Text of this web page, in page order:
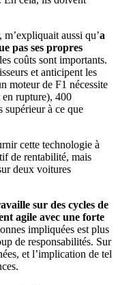
aussi qu’a
pas ses propres
coûts sont importants.
et anticipent les
moteur de F1 nécessite
rupture), 400
supérieur à ce que
cette technologie à
de rentabilité, mais
deux voitures
sur des cycles de
agile avec une forte
impliquées est plus
de responsabilités. Sur
et l’implication de tel